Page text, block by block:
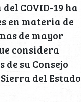
COVID-19 ha
en materia de
de mayor
considera
su Consejo
del Estado